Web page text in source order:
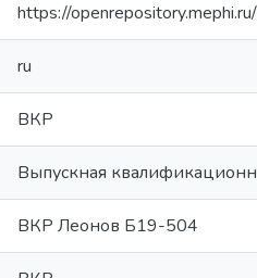
https://
ru
ВКР
Выпускная
ВКР Леонов Б19-504